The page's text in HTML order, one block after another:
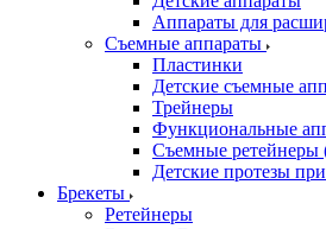
Аппараты для
Съемные аппараты
Пластинки
Детские съемные
Трейнеры
Функциональные
Съемные ретейнеры
Детские протезы
Брекеты
Ретейнеры